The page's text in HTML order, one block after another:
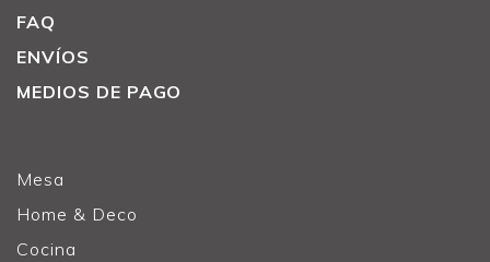
FAQ
ENVÍOS
MEDIOS DE PAGO
Mesa
Home & Deco
Cocina